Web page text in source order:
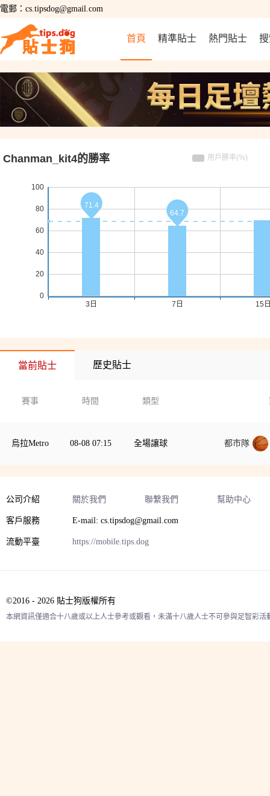
電郵：cs.tipsdog@gmail.com
首頁 精準貼士 熱門貼士
當前貼士 歷史貼士
賽事 時間 類型
烏拉Metro 08-08 07:15 全場讓球 都市隊
公司介紹 關於我們 聯繫我們 幫助中心
客戶服務 E-mail: cs.tipsdog@gmail.com
流動平臺 https://mobile.tips.dog
©2016 - 2026 貼士狗版權所有
本網資訊僅適合十八歲或以上人士參考或觀看，未滿十八歲人士不可參與足智彩